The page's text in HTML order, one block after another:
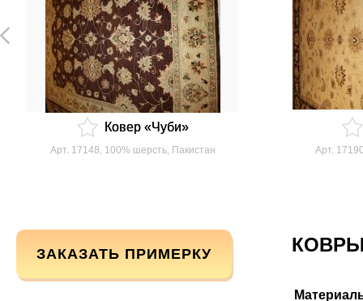
избранное
Ковер «Чуби»
Арт. 17148, 100% шерсть, Пакистан Арт.
ЗАКАЗАТЬ ПРИМЕРКУ